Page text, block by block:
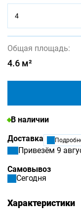
4
Общая площадь:
4.6 м²
В наличии
Доставка
Привезём 9
Самовывоз
Сегодня
Характеристики